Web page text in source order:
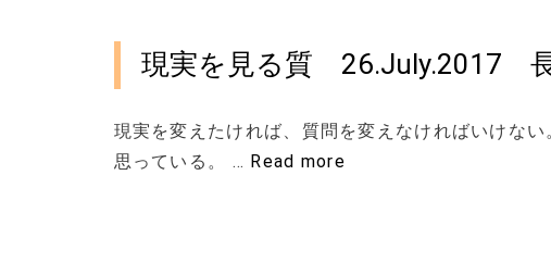
現実を見る質 26.July.2017
現実を変えたければ、質問を変えなければいけな
思っている。 … Read more